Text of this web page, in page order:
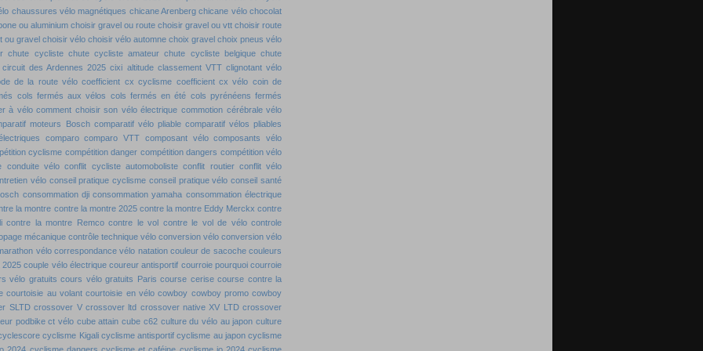
chaussures vélo magnétiques chicane Arenberg chicane vélo chocolat
ou aluminium choisir gravel ou route choisir gravel ou vtt choisir route
ou gravel choisir vélo choisir vélo automne choix gravel choix pneus vélo
chute cycliste chute cycliste amateur chute cycliste belgique chute
circuit des Ardennes 2025 cixi altitude classement VTT clignotant vélo
de la route vélo coefficient cx cyclisme coefficient cx vélo coin de
cols fermés aux vélos cols fermés en été cols pyrénéens fermés
à vélo comment choisir son vélo électrique commotion cérébrale vélo
moteurs Bosch comparatif vélo pliable comparatif vélos pliables
comparo comparo VTT composant vélo composants vélo
cyclisme compétition danger compétition dangers compétition vélo
conduite vélo conflit cycliste automoboliste conflit routier conflit vélo
vélo conseil pratique cyclisme conseil pratique vélo conseil santé
consommation dji consommation yamaha consommation électrique
la montre contre la montre 2025 contre la montre Eddy Merckx contre
contre la montre Remco contre le vol contre le vol de vélo controle
mécanique contrôle technique vélo conversion vélo conversion vélo
vélo correspondance vélo natation couleur de sacoche couleurs
2025 couple vélo électrique coureur antisportif courroie pourquoi courroie
vélo gratuits cours vélo gratuits Paris course cerise course contre la
courtoisie au volant courtoisie en vélo cowboy cowboy promo cowboy
SLTD crossover V crossover ltd crossover native XV LTD crossover
podbike ct vélo cube attain cube c62 culture du vélo au japon culture
cyclisme Kigali cyclisme antisportif cyclisme au japon cyclisme